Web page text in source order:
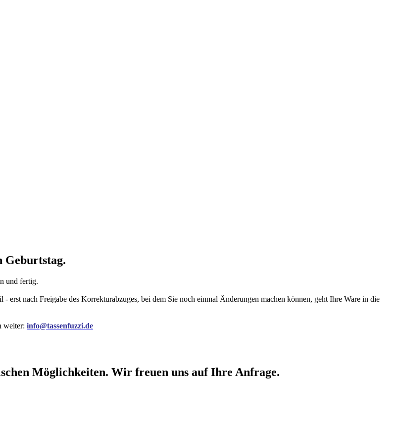
Geburtstag.
und fertig.
nach Freigabe des Korrekturabzuges, bei dem Sie noch einmal Änderungen machen können, geht Ihre Ware in die
weiter: info@tassenfuzzi.de
Möglichkeiten. Wir freuen uns auf Ihre Anfrage.